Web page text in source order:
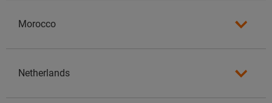
Morocco
Netherlands